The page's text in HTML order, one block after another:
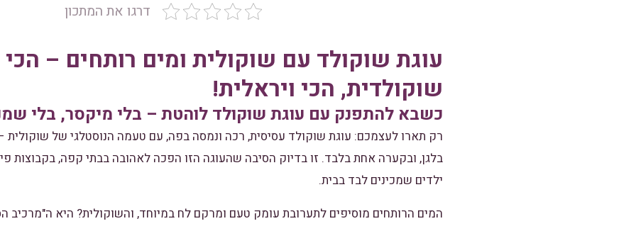
דרגו את המתכון
עוגת שוקולד עם שוקולית ומים רותחים –
שוקולדית, הכי ויראלית!
כשבא להתפנק עם עוגת שוקולד לוהטת – בלי מיקסר, בלי
רק תארו לעצמכם: עוגת שוקולד עסיסית, רכה ונמסה בפה, עם טעמה הנוסטלגי של שוקולית
בלגן, ובקערה אחת בלבד. זו בדיוק הסיבה שהעוגה הזו הפכה לאהובה בבתי קפה, בקבוצות
ילדים שמכינים לבד בבית.
המים הרותחים מוסיפים לתערובת עומק טעם ומרקם לח במיוחד, והשוקולית? היא ה"מרכיב